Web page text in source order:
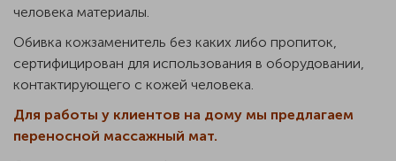
человека материалы.
Обивка кожзаменитель без каких либо пропиток,
сертифицирован для использования в оборудовании,
контактирующего с кожей человека.
Для работы у клиентов на дому мы предлагаем
переносной массажный мат.